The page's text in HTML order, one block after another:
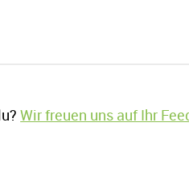
Wir freuen uns auf Ihr